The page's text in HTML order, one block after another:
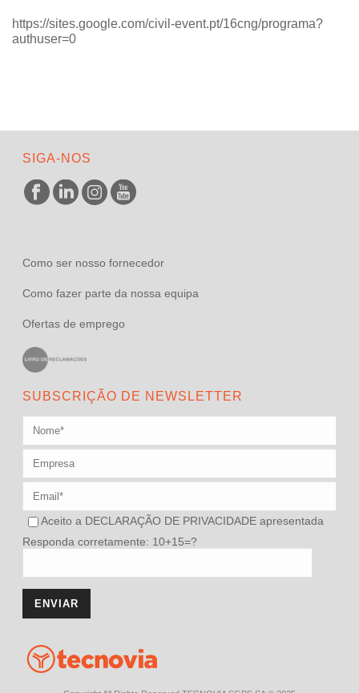
https://sites.google.com/civil-event.pt/16cng/programa?
authuser=0
SIGA-NOS
Como ser nosso fornecedor
Como fazer parte da nossa equipa
Ofertas de emprego
SUBSCRIÇÃO DE NEWSLETTER
Aceito a DECLARAÇÃO DE PRIVACIDADE apresentada
Responda corretamente: 10+15=?